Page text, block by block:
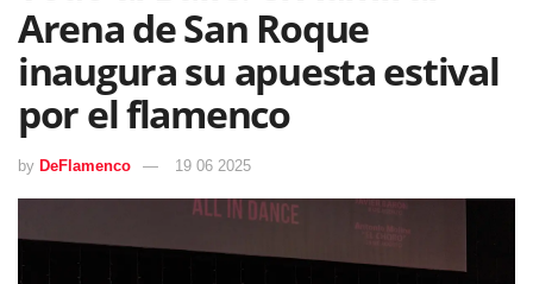
Arena de San Roque
inaugura su apuesta estival
por el flamenco
by DeFlamenco 19 06 2025